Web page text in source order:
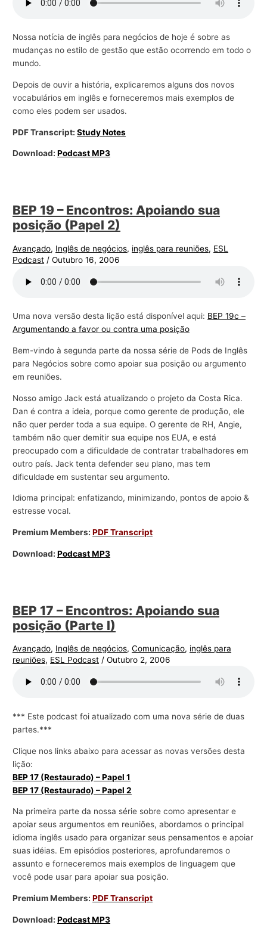
Nossa notícia de inglês para negócios de hoje é sobre as
mudanças no estilo de gestão que estão ocorrendo em todo o
mundo.
Depois de ouvir a história, explicaremos alguns dos novos
vocabulários em inglês e forneceremos mais exemplos de
como eles podem ser usados.
PDF Transcript:Study Notes
Download:Podcast MP3
BEP 19 – Encontros: Apoiando sua
posição (Papel 2)
Avançado, Inglês de negócios, inglês para reuniões, ESL
Podcast /Outubro 16, 2006
Uma nova versão desta lição está disponível aqui: BEP 19c –
Argumentando a favor ou contra uma posição
Bem-vindo à segunda parte da nossa série de Pods de Inglês
para Negócios sobre como apoiar sua posição ou argumento
em reuniões.
Nosso amigo Jack está atualizando o projeto da Costa Rica.
Dan é contra a ideia, porque como gerente de produção, ele
não quer perder toda a sua equipe. O gerente de RH, Angie,
também não quer demitir sua equipe nos EUA, e está
preocupado com a dificuldade de contratar trabalhadores em
outro país. Jack tenta defender seu plano, mas tem
dificuldade em sustentar seu argumento.
Idioma principal: enfatizando, minimizando, pontos de apoio &
estresse vocal.
Premium Members:PDF Transcript
Download:Podcast MP3
BEP 17 – Encontros: Apoiando sua
posição (Parte I)
Avançado, Inglês de negócios,Comunicação, inglês para
reuniões, ESL Podcast /Outubro 2, 2006
*** Este podcast foi atualizado com uma nova série de duas
partes.***
Clique nos links abaixo para acessar as novas versões desta
lição:
BEP 17 (Restaurado) – Papel 1
BEP 17 (Restaurado) – Papel 2
Na primeira parte da nossa série sobre como apresentar e
apoiar seus argumentos em reuniões, abordamos o principal
idioma inglês usado para organizar seus pensamentos e apoiar
suas idéias. Em episódios posteriores, aprofundaremos o
assunto e forneceremos mais exemplos de linguagem que
você pode usar para apoiar sua posição.
Premium Members:PDF Transcript
Download:Podcast MP3
e
ó
c
s